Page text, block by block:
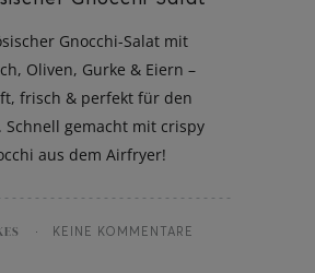
Gnocchi-Salat mit
Oliven, Gurke & Eiern –
frisch & perfekt für den
Schnell gemacht mit crispy
aus dem Airfryer!
KEINE KOMMENTARE